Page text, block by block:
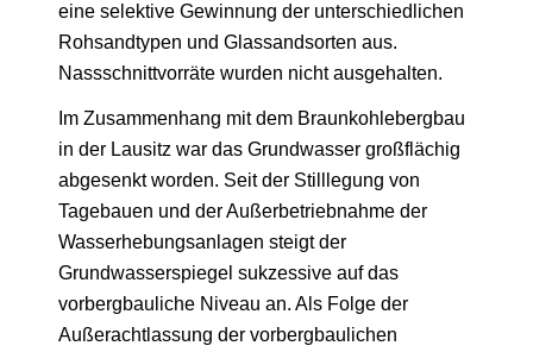
eine selektive Gewinnung der unterschiedlichen
Rohsandtypen und Glassandsorten aus.
Nassschnittvorräte wurden nicht ausgehalten.
Im Zusammenhang mit dem Braunkohlebergbau
in der Lausitz war das Grundwasser großflächig
abgesenkt worden. Seit der Stilllegung von
Tagebauen und der Außerbetriebnahme der
Wasserhebungsanlagen steigt der
Grundwasserspiegel sukzessive auf das
vorbergbauliche Niveau an. Als Folge der
Außerachtlassung der vorbergbaulichen